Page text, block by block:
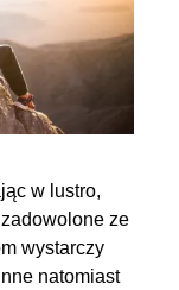
w lustro,
ze
wystarczy
natomiast